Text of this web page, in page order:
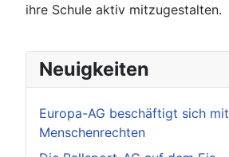
ihre Schule aktiv mitzugestalten.
Neuigkeiten
Europa-AG beschäftigt sich mit
Menschenrechten